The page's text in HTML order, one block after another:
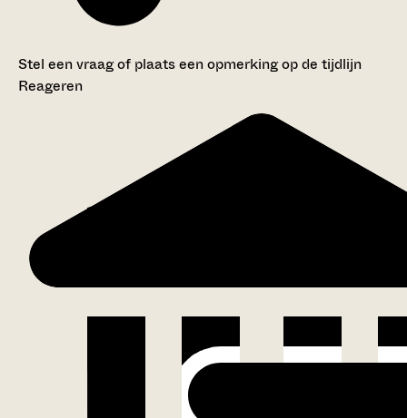
Stel een vraag of plaats een opmerking op de tijdlijn
Reageren